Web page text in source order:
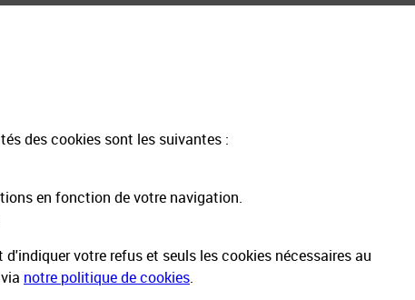
des cookies sont les suivantes :
en fonction de votre navigation.
votre refus et seuls les cookies nécessaires au
notre politique de cookies.
Les avantages de Mon Compte La Poste